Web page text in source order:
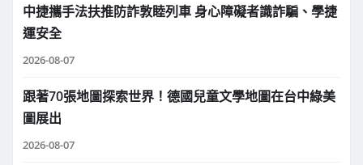
中捷攜手法扶推防詐敦睦列車 身心障礙者識詐騙、學捷
運安全
2026-08-07
跟著70張地圖探索世界！德國兒童文學地圖在台中綠美
圖展出
2026-08-07